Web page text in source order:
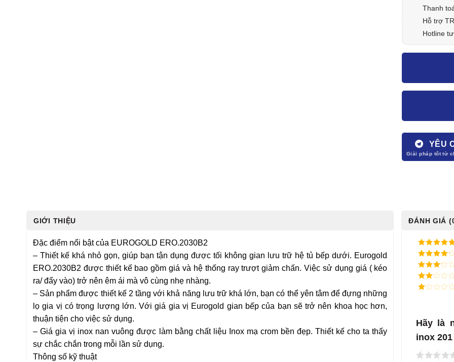
Thanh
Hỗ trợ
Hotline
YÊU
GIỚI THIỆU
Đặc điểm nổi bật của EUROGOLD ERO.2030B2
– Thiết kế khá nhỏ gọn, giúp bạn tận dụng được tối không gian lưu trữ hệ tủ bếp dưới. Eurogold
ERO.2030B2 được thiết kế bao gồm giá và hệ thống ray trượt giảm chấn. Việc sử dụng giá ( kéo
ra/ đẩy vào) trở nên êm ái mà vô cùng nhẹ nhàng.
– Sản phẩm được thiết kế 2 tầng với khả năng lưu trữ khá lớn, bạn có thể yên tâm để đựng những
lọ gia vị có trọng lượng lớn. Với giá gia vị Eurogold gian bếp của bạn sẽ trở nên khoa học hơn,
thuận tiện cho việc sử dụng.
– Giá gia vị inox nan vuông được làm bằng chất liệu Inox mạ crom bền đẹp. Thiết kế cho ta thấy
sự chắc chắn trong mỗi lần sử dụng.
Thông số kỹ thuật
ĐÁNH GIÁ
5/ 5 điểm
4/ 5
điểm
3/ 5
điểm
2/
điểm
Hãy là
inox